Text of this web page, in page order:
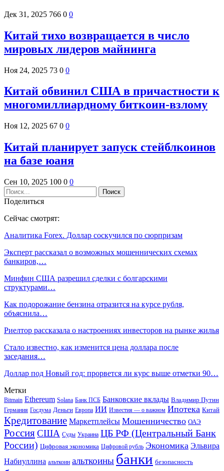
Дек 31, 2025 766 0 0
Китай тихо возвращается в число
мировых лидеров майнинга
Ноя 24, 2025 73 0 0
Китай обвинил США в причастности к
многомиллиардному биткоин-взлому
Ноя 12, 2025 67 0 0
Китай планирует запуск стейблкоинов
на базе юаня
Сен 10, 2025 100 0 0
Поделиться
Сейчас смотрят:
Аналитика Forex. Доллар соскучился по сюрпризам
Эксперт рассказал о возможных мошеннических схемах
банкиров,…
Минфин США разрешил сделки с болгарскими
структурами…
Как подорожание бензина отразится на курсе рубля,
объяснила…
Риелтор рассказала о настроениях инвесторов на рынке жилья
Стало известно, как изменится цена доллара после
заседания…
Доллар под Новый год: прорвется ли курс выше отметки 90…
Метки
Bitmain Ethereum Solana Банк ПСБ Банковские вклады Владимир Путин
Германия Госдума Деньги Европа ИИ Известия — о важном Ипотека Китай
Кредитование Маркетплейсы Мошенничество ОАЭ
РоссияСША Суды Украина ЦБ РФ (Центральный Банк
России) Цифровая экономика Цифровой рубль Экономика Эльвира
Набиуллина альткоин альткоины банки безопасность